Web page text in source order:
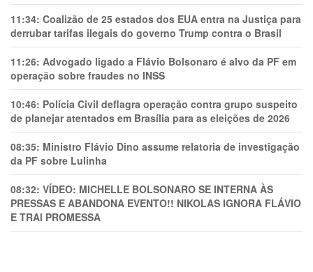
11:34: Coalizão de 25 estados dos EUA entra na Justiça para
derrubar tarifas ilegais do governo Trump contra o Brasil
11:26: Advogado ligado a Flávio Bolsonaro é alvo da PF em
operação sobre fraudes no INSS
10:46: Polícia Civil deflagra operação contra grupo suspeito
de planejar atentados em Brasília para as eleições de 2026
08:35: Ministro Flávio Dino assume relatoria de investigação
da PF sobre Lulinha
08:32: VÍDEO: MICHELLE BOLSONARO SE INTERNA ÀS
PRESSAS E ABANDONA EVENTO!! NIKOLAS IGNORA FLÁVIO
E TRAl PROMESSA